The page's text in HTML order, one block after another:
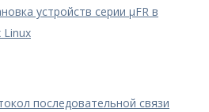
устройств серии μFR в
Linux
последовательной связи